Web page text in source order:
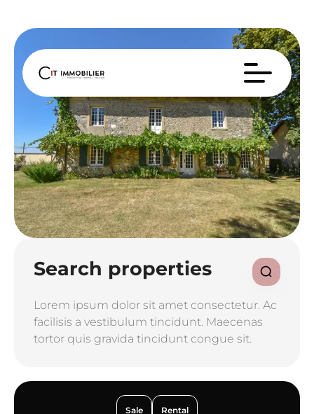
Search properties
Lorem ipsum dolor sit amet consectetur. Ac
facilisis a vestibulum tincidunt. Maecenas
tortor quis gravida tincidunt congue sit.
Sale Rental